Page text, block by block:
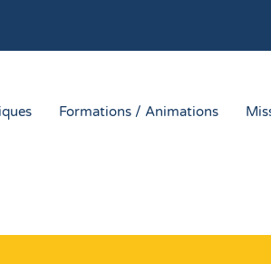
Formations / Animations